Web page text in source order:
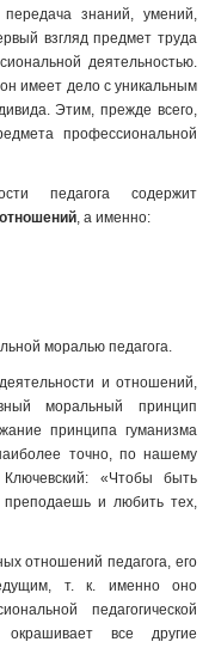
знаний, умений,
взгляд предмет труда
деятельностью.
имеет дело с уникальным
Этим, прежде всего,
профессиональной
педагога содержит
, а именно:
моралью педагога.
и отношений,
моральный принцип
принципа гуманизма
точно, по нашему
«Чтобы быть
и любить тех,
отношений педагога, его
т. к. именно оно
педагогической
окрашивает все другие